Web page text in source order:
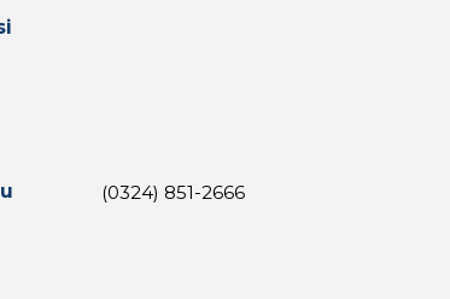
(0324) 851-2666